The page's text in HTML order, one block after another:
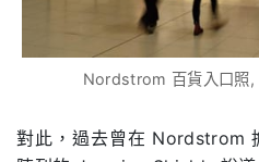
Nordstrom 百貨入口照
對此，過去曾在 Nordstrom